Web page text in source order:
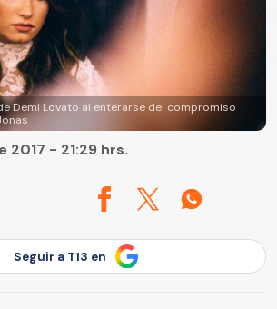
Demi Lovato al enterarse del compromiso
2017 - 21:29 hrs.
Seguir a T13 en